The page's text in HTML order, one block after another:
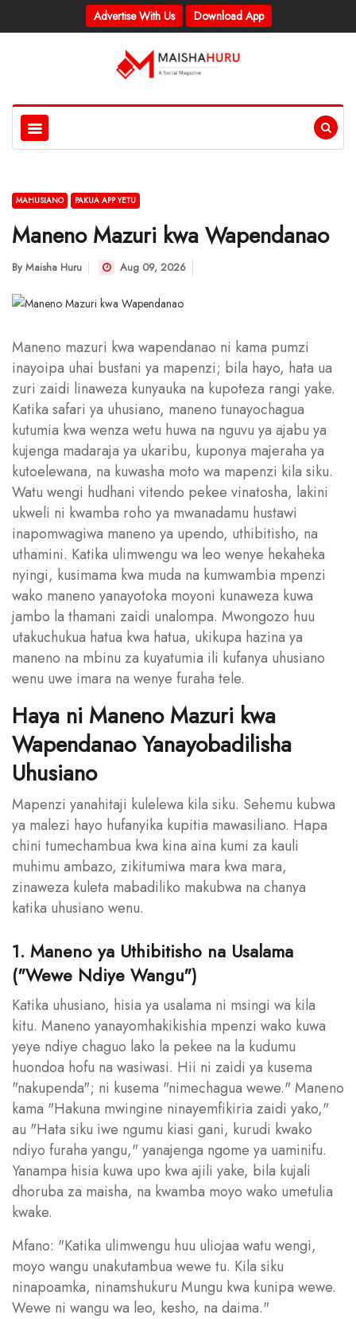
Advertise With Us Download App
MAHUSIANO PAKUA APP YETU
Maneno Mazuri kwa Wapendanao
By Maisha Huru Aug 09, 2026
Maneno mazuri kwa wapendanao ni kama pumzi
inayoipa uhai bustani ya mapenzi; bila hayo, hata ua
zuri zaidi linaweza kunyauka na kupoteza rangi yake.
Katika safari ya uhusiano, maneno tunayochagua
kutumia kwa wenza wetu huwa na nguvu ya ajabu ya
kujenga madaraja ya ukaribu, kuponya majeraha ya
kutoelewana, na kuwasha moto wa mapenzi kila siku.
Watu wengi hudhani vitendo pekee vinatosha, lakini
ukweli ni kwamba roho ya mwanadamu hustawi
inapomwagiwa maneno ya upendo, uthibitisho, na
uthamini. Katika ulimwengu wa leo wenye hekaheka
nyingi, kusimama kwa muda na kumwambia mpenzi
wako maneno yanayotoka moyoni kunaweza kuwa
jambo la thamani zaidi unalompa. Mwongozo huu
utakuchukua hatua kwa hatua, ukikupa hazina ya
maneno na mbinu za kuyatumia ili kufanya uhusiano
wenu uwe imara na wenye furaha tele.
Haya ni Maneno Mazuri kwa
Wapendanao Yanayobadilisha
Uhusiano
Mapenzi yanahitaji kulelewa kila siku. Sehemu kubwa
ya malezi hayo hufanyika kupitia mawasiliano. Hapa
chini tumechambua kwa kina aina kumi za kauli
muhimu ambazo, zikitumiwa mara kwa mara,
zinaweza kuleta mabadiliko makubwa na chanya
katika uhusiano wenu.
1. Maneno ya Uthibitisho na Usalama
("Wewe Ndiye Wangu")
Katika uhusiano, hisia ya usalama ni msingi wa kila
kitu. Maneno yanayomhakikishia mpenzi wako kuwa
yeye ndiye chaguo lako la pekee na la kudumu
huondoa hofu na wasiwasi. Hii ni zaidi ya kusema
"nakupenda"; ni kusema "nimechagua wewe." Maneno
kama "Hakuna mwingine ninayemfikiria zaidi yako,"
au "Hata siku iwe ngumu kiasi gani, kurudi kwako
ndiyo furaha yangu," yanajenga ngome ya uaminifu.
Yanampa hisia kuwa upo kwa ajili yake, bila kujali
dhoruba za maisha, na kwamba moyo wako umetulia
kwake.
Mfano: "Katika ulimwengu huu uliojaa watu wengi,
moyo wangu unakutambua wewe tu. Kila siku
ninapoamka, ninamshukuru Mungu kwa kunipa wewe.
Wewe ni wangu wa leo, kesho, na daima."